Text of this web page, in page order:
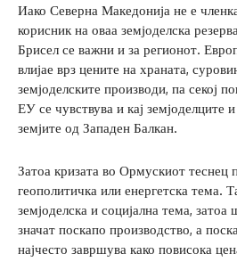
Иако Северна Македонија не е
корисник на оваа земјоделска
Брисел се важни и за регионот.
влијае врз цените на храната,
земјоделските производи, па секој
ЕУ се чувствува и кај земјоделците
земјите од Западен Балкан.
Затоа кризата во Ормускиот теснец
геополитичка или енергетска тема.
земјоделска и социјална тема,
значат поскапо производство, а
најчесто завршува како повисока